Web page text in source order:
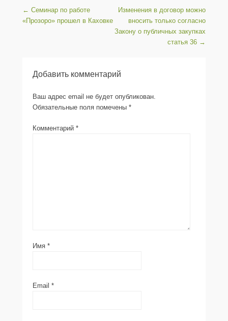
Навигация по записям
← Семинар по работе
«Прозоро» прошел в Каховке
Изменения в договор можно
вносить только согласно
Закону о публичных закупках
статья 36 →
Добавить комментарий
Ваш адрес email не будет опубликован.
Обязательные поля помечены *
Комментарий *
Имя *
Email *